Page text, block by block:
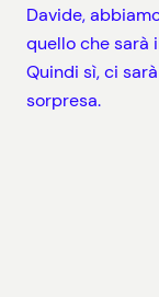
Davide,
quello che sarà
Quindi sì, ci
sorpresa.